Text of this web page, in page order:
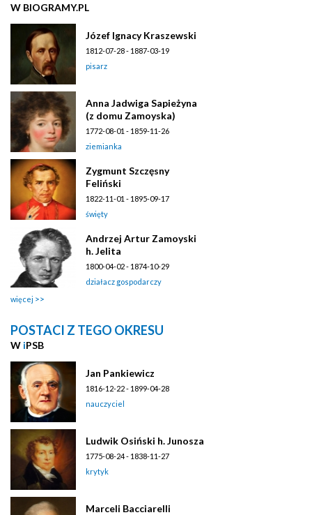
W BIOGRAMY.PL
Józef Ignacy Kraszewski
1812-07-28 - 1887-03-19
pisarz
Anna Jadwiga Sapieżyna
(z domu Zamoyska)
1772-08-01 - 1859-11-26
ziemianka
Zygmunt Szczęsny
Feliński
1822-11-01 - 1895-09-17
święty
Andrzej Artur Zamoyski
h. Jelita
1800-04-02 - 1874-10-29
działacz gospodarczy
więcej
POSTACI Z TEGO OKRESU
W iPSB
Jan Pankiewicz
1816-12-22 - 1899-04-28
nauczyciel
Ludwik Osiński h. Junosza
1775-08-24 - 1838-11-27
krytyk
Marceli Bacciarelli